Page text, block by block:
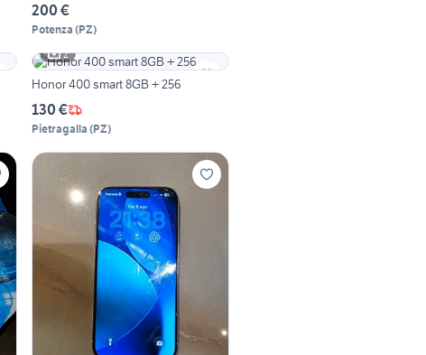
200 €
Potenza (PZ)
2
Honor 400 smart 8GB + 256
130 €
Pietragalla (PZ)